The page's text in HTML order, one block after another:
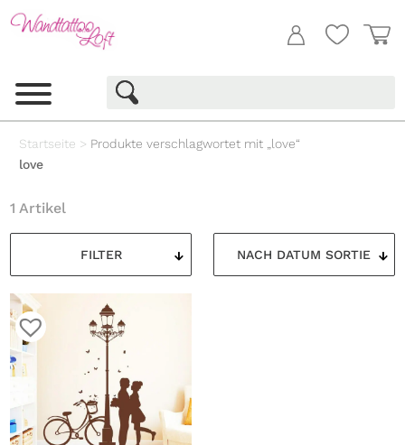
Startseite > Produkte verschlagwortet mit „love“
love
FILTER
1 Artikel